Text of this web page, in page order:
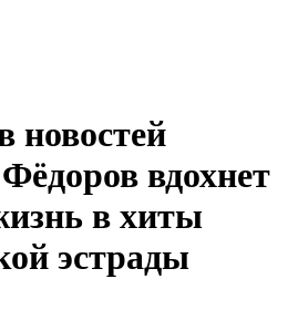
новостей
вдохнет
в хиты
эстрады